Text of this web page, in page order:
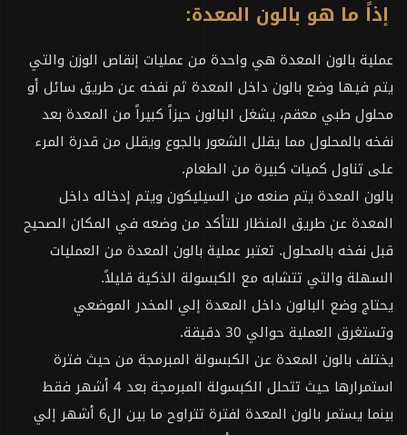
إذاً ما هو بالون المعدة:
عملية بالون المعدة هي واحدة من عمليات إنقاص الوزن والتي
يتم فيها وضع بالون داخل المعدة ثم نفخه عن طريق سائل أو
محلول طبي معقم، يشغل البالون حيزاً كبيراً من المعدة بعد
نفخه بالمحلول مما يقلل الشعور بالجوع ويقلل من قدرة المرء
على تناول كميات كبيرة من الطعام.
بالون المعدة يتم صنعه من السيليكون ويتم إدخاله داخل
المعدة عن طريق المنظار للتأكد من وضعه في المكان الصحيح
قبل نفخه بالمحلول. تعتبر عملية بالون المعدة من العمليات
السهلة والتي تتشابه مع الكبسولة الذكية قليلاً.
يحتاج وضع البالون داخل المعدة إلي المخدر الموضعي
وتستغرق العملية حوالي 30 دقيقة.
يختلف بالون المعدة عن الكبسولة المبرمجة من حيث فترة
استمرارها حيث تتحلل الكبسولة المبرمجة بعد 4 أشهر فقط
بينما يستمر بالون المعدة لفترة تتراوح ما بين ال6 أشهر إلي